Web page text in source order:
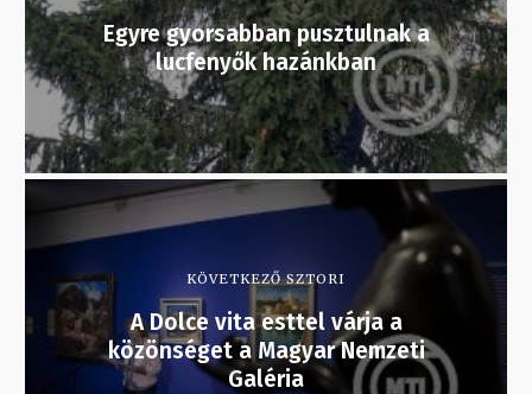
Egyre gyorsabban pusztulnak a
lucfenyők hazánkban
KÖVETKEZŐ SZTORI
A Dolce vita esttel várja a
közönséget a Magyar Nemzeti
Galéria